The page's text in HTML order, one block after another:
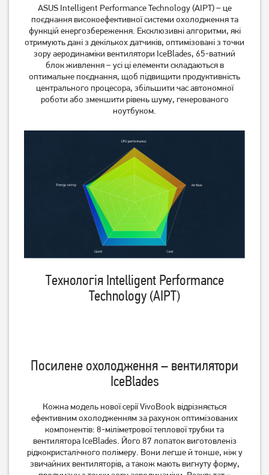
(NX.DLQEX.002) Light Silver
30 999грн 34 999грн
ASUS Intelligent Performance Technology (AIPT) – це
поєднання високоефективної системи охолодження та
функцій енергозбереження. Ексклюзивні алгоритми, які
отримують дані з декількох датчиків, оптимізовані з точки
зору аеродинаміки вентилятори IceBlades, 65-ватний
блок живлення – усі ці елементи складаються в
оптимальне поєднання, щоб підвищити продуктивність
центрального процесора, збільшити час автономної
роботи або зменшити рівень шуму, генерованого
ноутбуком.
Технологія Intelligent Performance
Technology (AIPT)
Посилене охолодження – вентилятори
IceBlades
Кожна модель нової серії VivoBook відрізняється
ефективним охолодженням за рахунок оптимізованих
компонентів: 8-міліметрової теплової трубки та
вентилятора IceBlades. Його 87 лопаток виготовлені​з
рідкокристалічного полімеру. Вони легше й тонше, ніж у
звичайних вентиляторів, а також мають вигнуту форму,